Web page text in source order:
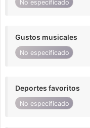
No especificado
Gustos musicales
No especificado
Deportes favoritos
No especificado